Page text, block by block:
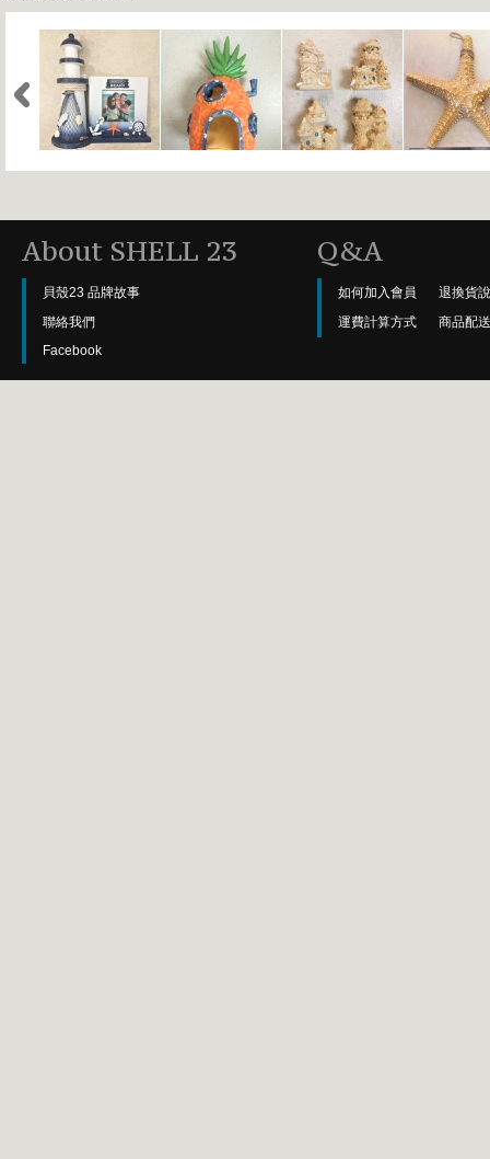
About SHELL 23
貝殼23 品牌故事
聯絡我們
Facebook
Q&A
如何加入會員
運費計算方式
退換貨
商品配